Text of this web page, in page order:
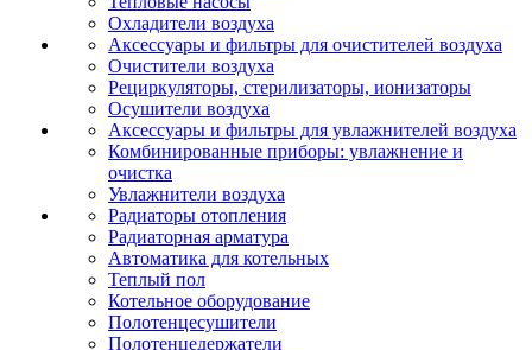
Охладители воздуха
Аксессуары и фильтры для очистителей воздуха
Очистители воздуха
Рециркуляторы, стерилизаторы, ионизаторы
Осушители воздуха
Аксессуары и фильтры для увлажнителей воздуха
Комбинированные приборы: увлажнение и
очистка
Увлажнители воздуха
Радиаторы отопления
Радиаторная арматура
Автоматика для котельных
Теплый пол
Котельное оборудование
Полотенцесушители
Полотенцедержатели